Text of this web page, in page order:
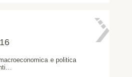
e politica